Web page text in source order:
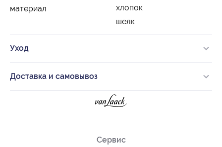
материал
хлопок
шелк
Уход
Доставка и самовывоз
Сервис